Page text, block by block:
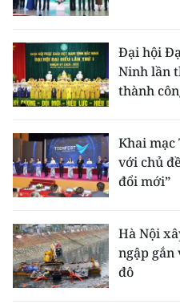
Đại hội
Ninh lần
thành
Khai mạc
với chủ
đổi mới”
Hà Nội
ngập gắn
đô